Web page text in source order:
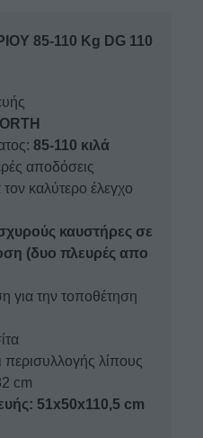
85-110 Kg DG 110
85-110 κιλά
αποδόσεις
καλύτερο έλεγχο
καυστήρες σε
(δυο πλευρές απο
για την τοποθέτηση
περισυλλογής λίπους
cm
51x50x110,5 cm